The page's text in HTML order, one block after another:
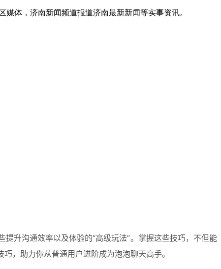
体，济南新闻频道报道济南最新新闻等实事资讯。
升沟通效率以及体验的“高级玩法”。掌握这些技巧，不但能
，助力你从普通用户进阶成为泡泡聊天高手。